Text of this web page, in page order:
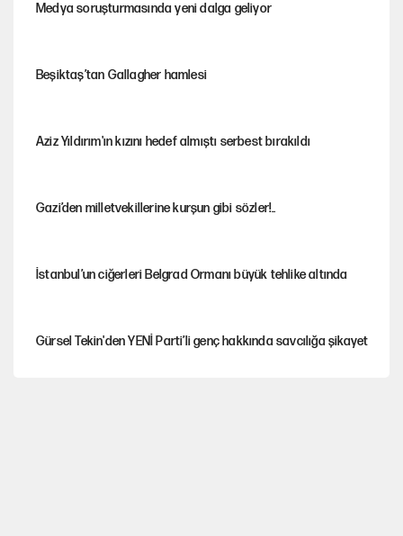
Medya soruşturmasında yeni dalga geliyor
Beşiktaş’tan Gallagher hamlesi
Aziz Yıldırım'ın kızını hedef almıştı serbest bırakıldı
Gazi’den milletvekillerine kurşun gibi sözler!..
İstanbul’un ciğerleri Belgrad Ormanı büyük tehlike altında
Gürsel Tekin'den YENİ Parti’li genç hakkında savcılığa şikayet